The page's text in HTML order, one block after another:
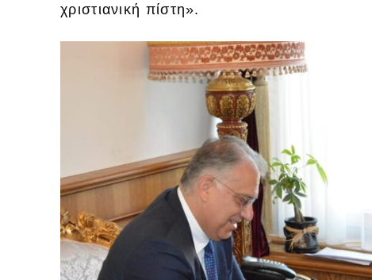
χριστιανική πίστη».